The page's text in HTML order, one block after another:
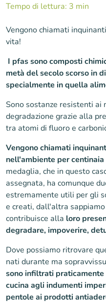
Tempo di lettura: 3 min
Vengono chiamati
vita!
I pfas sono composti
metà del secolo scorso in
specialmente in quella
Sono sostanze resistenti ai
degradazione grazie alla
tra atomi di fluoro e
Vengono chiamati
nell'ambiente per
medaglia, che in questo
assegnata, ha comunque
estremamente utili per gli
e creati, dall'altra
contribuisce alla loro
degradare, impoverire,
Dove possiamo ritrovare
nati durante ma
sono infiltrati
cucina agli indumenti
pentole ai prodotti